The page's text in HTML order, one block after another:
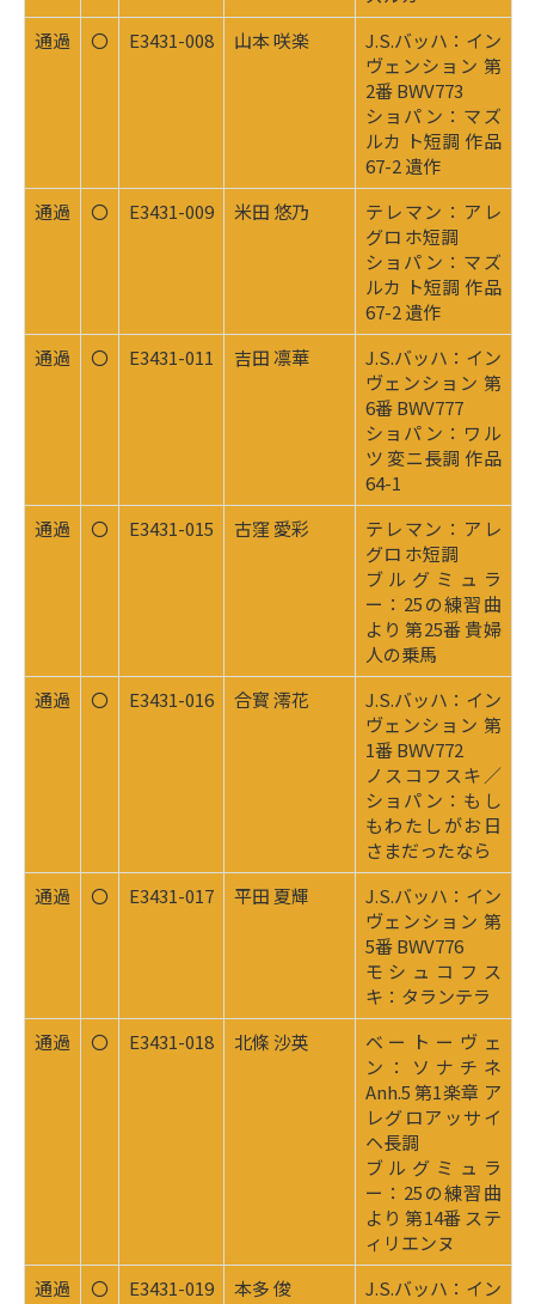
通過
〇 E3431-008 山本 咲楽
J.S.バッハ：イン
ヴェンション 第
2番 BWV773
ショパン：マズ
ルカ ト短調 作品
67-2 遺作
通過
〇 E3431-009 米田 悠乃
テレマン：アレ
グロ ホ短調
ショパン：マズ
ルカ ト短調 作品
67-2 遺作
通過
〇 E3431-011 吉田 凛華
J.S.バッハ：イン
ヴェンション 第
6番 BWV777
ショパン：ワル
ツ 変ニ長調 作品
64-1
通過
〇 E3431-015 古窪 愛彩
テレマン：アレ
グロ ホ短調
ブルグミュラ
ー：25の練習曲
より 第25番 貴婦
人の乗馬
通過
〇 E3431-016 合寳 澪花
J.S.バッハ：イン
ヴェンション 第
1番 BWV772
ノスコフスキ／
ショパン：もし
もわたしがお日
さまだったなら
通過
〇 E3431-017 平田 夏輝
J.S.バッハ：イン
ヴェンション 第
5番 BWV776
モシュコフス
キ：タランテラ
通過
〇 E3431-018 北條 沙英
ベートーヴェ
ン：ソナチネ
Anh.5 第1楽章 ア
レグロアッサイ
ヘ長調
ブルグミュラ
ー：25の練習曲
より 第14番 ステ
ィリエンヌ
通過
〇 E3431-019 本多 俊
J.S.バッハ：イン